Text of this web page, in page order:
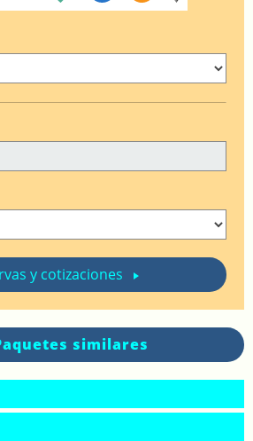
y cotizaciones
similares